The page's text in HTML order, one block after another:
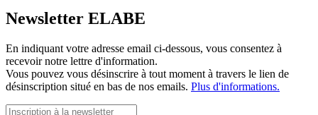
Newsletter ELABE
En indiquant votre adresse email ci-dessous, vous consentez à
recevoir notre lettre d'information.
Vous pouvez vous désinscrire à tout moment à travers le lien de
désinscription situé en bas de nos emails. Plus d'informations.